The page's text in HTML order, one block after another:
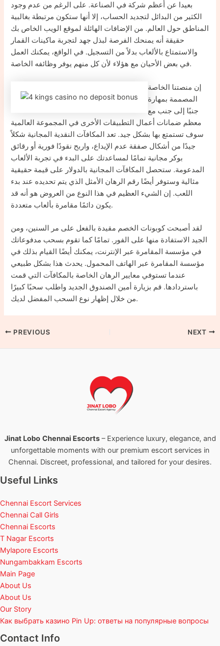
بعيدا عن أعظم شركة في الصناعة. على الرغم من عدم وجود
الكثير من البدائل لتجديد الحساب، إلا أنها ستكون مرتبطة بغالبية
المناطق حول العالم. من الإضافات الهائلة لموقع الويب الخاص بك
حقيقة أنه يمنحك الفرصة لبذل جهد لتجربة ماكينات القمار
والاستمتاع بالألعاب بدلاً من التسجيل. في الواقع، يمكنك العمل
في بعض الأحيان مع هؤلاء لأن كل منهم يوفر وظائفه الخاصة.
إن منصتنا الخاصة
المصممة بمهارة
جنبًا إلى جنب مع
معظم ضمانات أعمال التطبيقات الأخرى في المجموعة العالمية
سوف تستمتع بها بشكل جيد. تعد المكافآت النقدية المجانية شكلاً
جيدًا من أشكال صفقة عدم الإيداع، واربح نقودًا فورية أو رقائق
بوكر مجانية تمامًا لمساعدتك على البدء في تجربة الألعاب
المدعومة. ستحصل المكافآت المجانية بالدولار على قيمة حقيقية
مثالية وستوفر أيضًا رقم الرهان الأمثل الذي يتم تحديده عند بدء
اللعب. إن الشيء العظيم في هذا النوع من العروض هو أنه قد
يكون دائمًا مقامرة بألعاب متعددة.
لقد أصبحت كوبونات الخصم مقيدة بالفعل على مر السنين، ومن
الجيد الاستفادة منها على الفور. تمامًا كما تقوم بسحب مدفوعاتك
في مؤسسة المقامرة عبر الإنترنت، يمكنك أيضًا القيام بذلك في
مؤسسة المقامرة عبر الهاتف المحمول. يحدث هذا بشكل طبيعي
عندما تستوفي معايير الرهان الخاصة بالمكافآت التي قمت
باستردادها. قم بزيارة أمين الصندوق الجديد واطلب سحبًا كبيرًا
من خلال إظهار نوع السحب المفضل لديك.
PREVIOUS NEXT
Jinat Lobo Chennai Escorts– Experience luxury, elegance, and
unforgettable moments with our premium escort services in
Chennai. Discreet, professional, and tailored for your desires.
Useful Links
Chennai Escort Services
Chennai Call Girls
Chennai Escorts
T Nagar Escorts
Mylapore Escorts
Nungambakkam Escorts
Main Page
About Us
About Us
Our Story
Как выбрать казино Pin Up: ответы на популярные вопросы
Contact Info